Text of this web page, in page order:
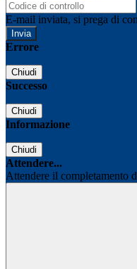
E-mail inviata, si prega di
Errore
Chiudi
Successo
Chiudi
Informazione
Chiudi
Attendere...
Attendere il completamento